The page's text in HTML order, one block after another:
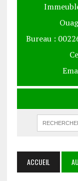
Bureau :
ACCUEIL